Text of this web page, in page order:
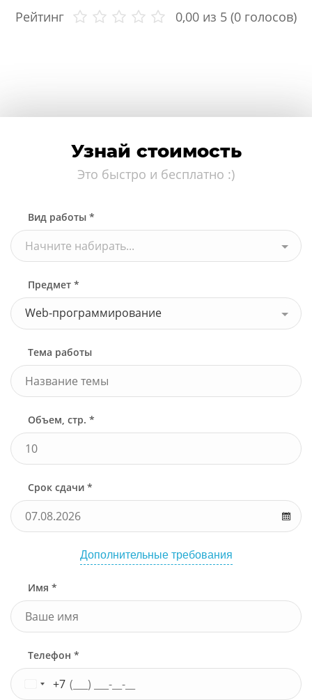
Рейтинг 0,00 из 5 (0 голосов)
Узнай стоимость
Это быстро и бесплатно :)
Вид работы *
Начните набирать...
Предмет *
Web-программирование
Тема работы
Объем, стр. *
Срок сдачи *
Дополнительные требования
Имя *
Телефон *
+7